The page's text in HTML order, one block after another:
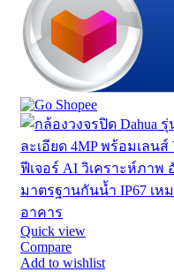
Quick view
Compare
Add to wishlist